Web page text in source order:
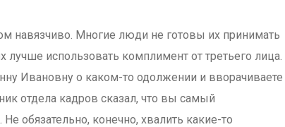
навязчиво. Многие люди не готовы их принимать
использовать комплимент от третьего лица.
Ивановну о каком-то одолжении и вворачиваете
отдела кадров сказал, что вы самый
обязательно, конечно, хвалить какие-то